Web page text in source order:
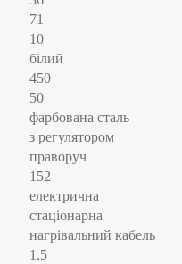
71
10
білий
450
50
фарбована сталь
з регулятором
праворуч
152
електрична
стаціонарна
нагрівальний кабель
1.5